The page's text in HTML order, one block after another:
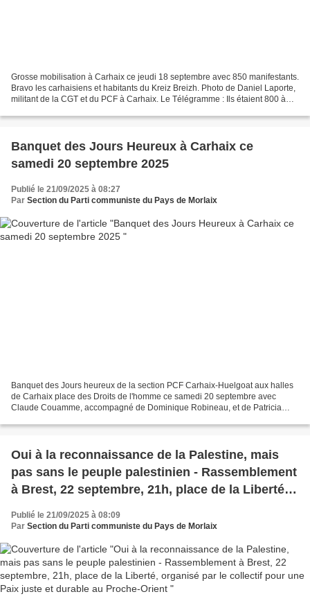
Grosse mobilisation à Carhaix ce jeudi 18 septembre avec 850 manifestants.
Bravo les carhaisiens et habitants du Kreiz Breizh. Photo de Daniel Laporte,
militant de la CGT et du PCF à Carhaix. Le Télégramme : Ils étaient 800 à
Banquet des Jours Heureux à Carhaix ce
samedi 20 septembre 2025
Publié le 21/09/2025 à 08:27
Par Section du Parti communiste du Pays de Morlaix
Banquet des Jours heureux de la section PCF Carhaix-Huelgoat aux halles
de Carhaix place des Droits de l'homme ce samedi 20 septembre avec
Claude Couamme, accompagné de Dominique Robineau, et de Patricia
Oui à la reconnaissance de la Palestine, mais
pas sans le peuple palestinien - Rassemblement
à Brest, 22 septembre, 21h, place de la Liberté,
organisé par le collectif pour une Paix juste et
durable au Proche-Orient
Publié le 21/09/2025 à 08:09
Par Section du Parti communiste du Pays de Morlaix